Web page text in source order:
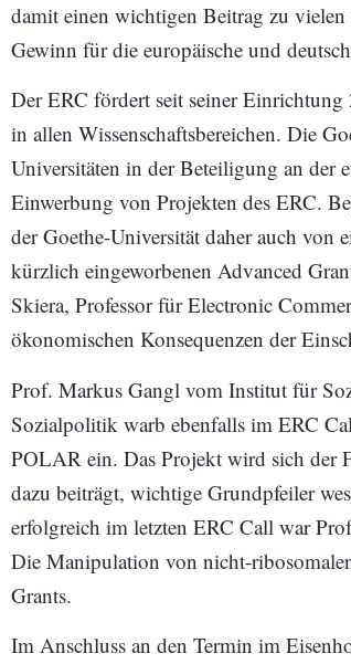
damit einen wichtigen Beitrag zu
Gewinn für die europäische und
Der ERC fördert seit seiner
in allen Wissenschaftsbereichen. Die
Universitäten in der Beteiligung an der
Einwerbung von Projekten des ERC.
der Goethe-Universität daher auch von
kürzlich eingeworbenen Advanced
Skiera, Professor für Electronic
ökonomischen Konsequenzen der
Prof. Markus Gangl vom Institut für
Sozialpolitik warb ebenfalls im ERC
POLAR ein. Das Projekt wird sich der
dazu beiträgt, wichtige Grundpfeiler
erfolgreich im letzten ERC Call war
Die Manipulation von nicht-
Grants.
Im Anschluss an den Termin im